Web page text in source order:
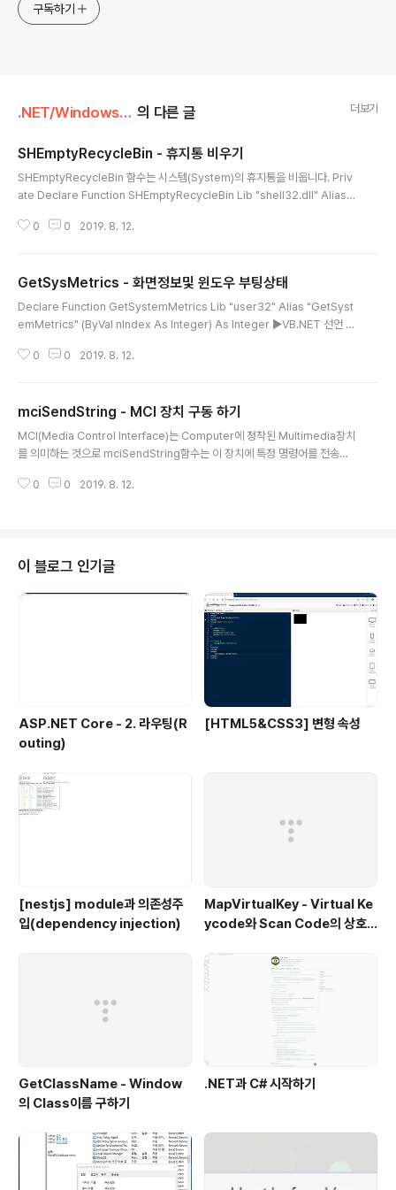
구독하기
.NET/Windows API for .NET 의 다른 글 더보기
SHEmptyRecycleBin - 휴지통 비우기
SHEmptyRecycleBin 함수는 시스템(System)의 휴지통을 비웁니다. Priv
ate Declare Function SHEmptyRecycleBin Lib "shell32.dll" Alias
As String, ByVal dwFlags As Int32) As Int32 ▶VB.NET 선언 Private
HEmptyRecycleBin(Me.Handle.ToInt32, vbNullString, SHER..
0 0 2019. 8. 12.
GetSysMetrics - 화면정보및 윈도우 부팅상태
Declare Function GetSystemMetrics Lib "user32" Alias "GetSyst
emMetrics" (ByVal nIndex As Integer) As Integer ▶VB.NET 선언 G
ces.DllImport("user32.dll")] private static extern int GetSystemM
서의 화살표 넒이 3 수평스크롤바에서의 화살표 높이 4 화면타이틀바 높이 5
크기변경이 ..
0 0 2019. 8. 12.
mciSendString - MCI 장치 구동 하기
MCI(Media Control Interface)는 Computer에 정착된 Multimedia장치
를 의미하는 것으로 mciSendString함수는 이 장치에 특정 명령어를 전송하
m.dll" Alias "mciSendStringA" (ByVal lpstrCommnad As String, By
0 0 2019. 8. 12.
이 블로그 인기글
ASP.NET Core - 2. 라우팅(R
outing)
[HTML5&CSS3] 변형 속성
[nestjs] module과 의존성주
입(dependency injection)
MapVirtualKey - Virtual Ke
ycode와 Scan Code의 상호
GetClassName - Window
의 Class이름 구하기
.NET과 C# 시작하기